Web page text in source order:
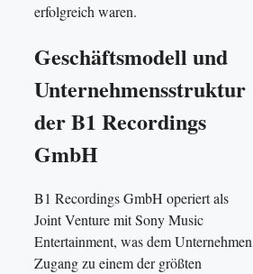
erfolgreich waren.
Geschäftsmodell und
Unternehmensstruktur
der B1 Recordings
GmbH
B1 Recordings GmbH operiert als
Joint Venture mit Sony Music
Entertainment, was dem Unternehmen
Zugang zu einem der größten